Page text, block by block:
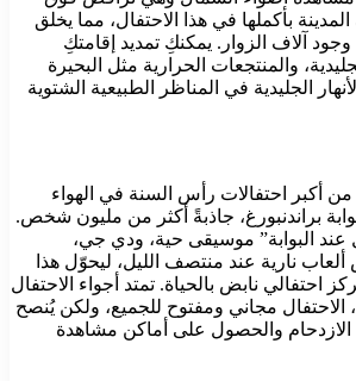
المدينة بأكملها في هذا الاحتفال، مما يخلق
آلاف الزوار. يمكنكِ تمديد إقامتكِ
والمنتجعات الحرارية مثل البحيرة
الجليدية في المناظر الطبيعية الشتوية
أكبر احتفالات رأس السنة في الهواء
براندنبورغ، جاذبةً أكثر من مليون شخص.
البوابة” موسيقى حية، ودي جي،
نارية عند منتصف الليل، ليحوّل هذا
احتفالي نابض بالحياة. تمتد أجواء الاحتفال
الاحتفال مجاني ومفتوح للجميع، ولكن يُنصح
الازدحام والحصول على أماكن مشاهدة